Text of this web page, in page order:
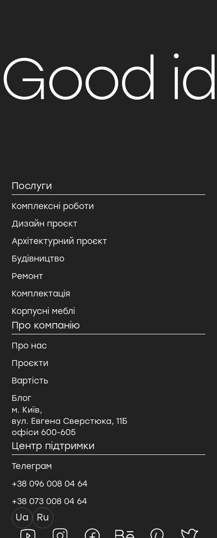
Good
Послуги
Комплексні роботи
Дизайн проєкт
Архітектурний проєкт
Будівництво
Ремонт
Комплектація
Корпусні меблі
Про компанію
Про нас
Проєкти
Вартість
Блог
м. Київ,
вул. Евгена Сверстюка, 11Б
офіси 600-605
Центр підтримки
Телеграм
+38 096 008 04 64
+38 073 008 04 64
Ua Ru